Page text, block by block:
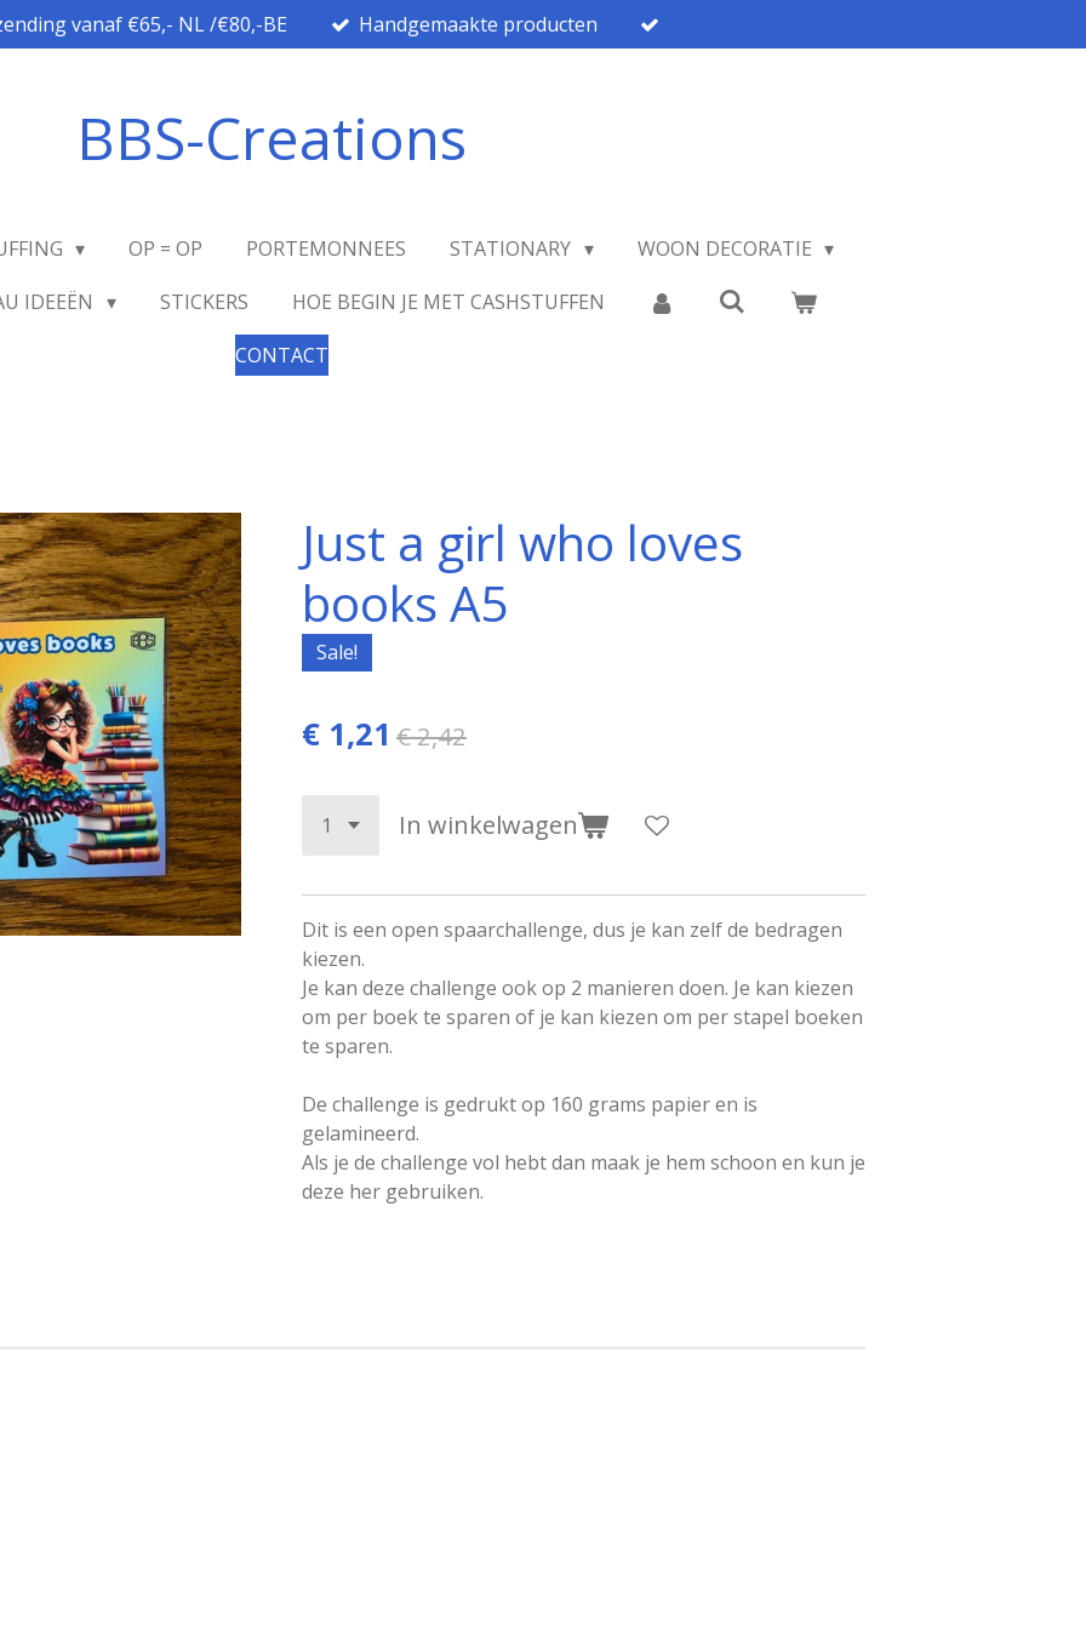
vanaf €65,- NL /€80,-BE Handgemaakte producten
BBS-Creations
OP = OP PORTEMONNEES STATIONARY
WOON DECORATIE
IDEEËN
STICKERS
HOE BEGIN JE MET CASHSTUFFEN
CONTACT
Just a girl who loves
books A5
Sale!
€ 1,21 € 2,42
In winkelwagen
Dit is een open spaarchallenge, dus je kan zelf de bedragen
kiezen.
Je kan deze challenge ook op 2 manieren doen. Je kan kiezen
om per boek te sparen of je kan kiezen om per stapel boeken
te sparen.
De challenge is gedrukt op 160 grams papier en is
gelamineerd.
Als je de challenge vol hebt dan maak je hem schoon en kun je
deze her gebruiken.